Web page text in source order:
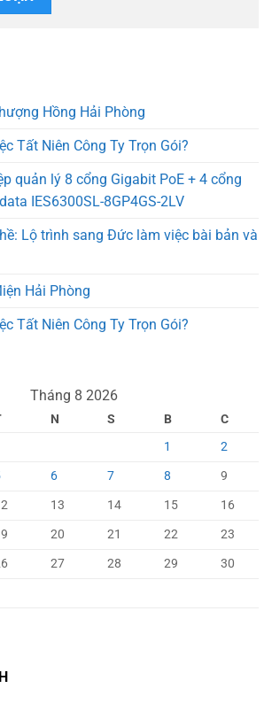
Hồng Hải Phòng
Tất Niên Công Ty Trọn Gói?
quản lý 8 cổng Gigabit PoE + 4 cổng
IES6300SL-8GP4GS-2LV
Lộ trình sang Đức làm việc bài bản và
Hải Phòng
Tất Niên Công Ty Trọn Gói?
Tháng 8 2026
N S B
C
1
2
6 7 8
9
13 14 15
16
20 21 22
23
27 28 29
30